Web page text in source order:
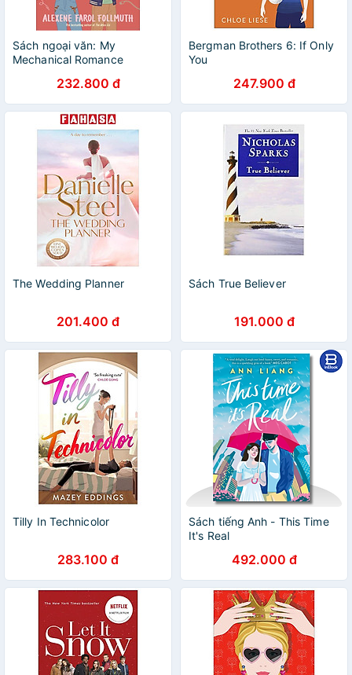
Sách ngoại văn: My
Mechanical Romance
232.800 đ
Bergman Brothers 6: If Only
You
247.900 đ
The Wedding Planner
201.400 đ
Sách True Believer
191.000 đ
Tilly In Technicolor
283.100 đ
Sách tiếng Anh - This Time
It's Real
492.000 đ